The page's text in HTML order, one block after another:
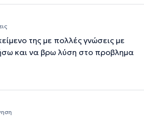
της με πολλές γνώσεις με
και να βρω λύση στο προβλημα